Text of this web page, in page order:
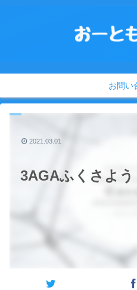
お問い
3AGAふくさよう
2021.03.01